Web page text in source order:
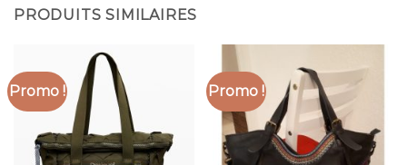
PRODUITS SIMILAIRES
Promo ! Promo !